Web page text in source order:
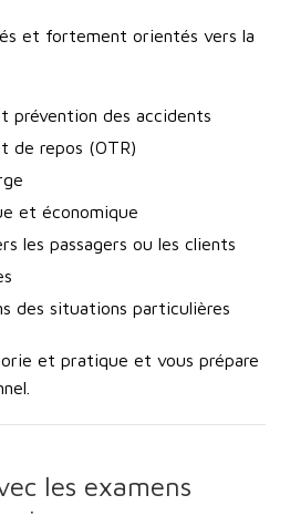
et fortement orientés vers la
prévention des accidents
de repos (OTR)
et économique
les passagers ou les clients
des situations particulières
et pratique et vous prépare
les examens